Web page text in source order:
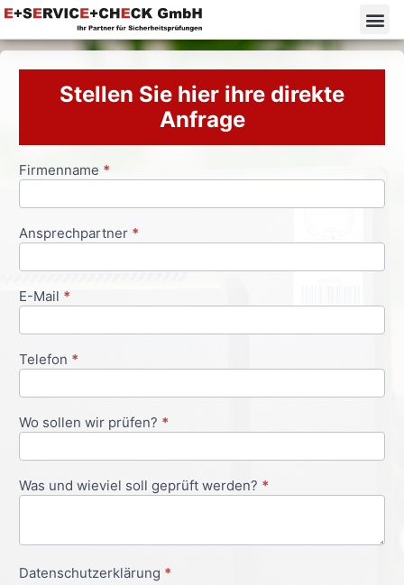
Stellen Sie hier ihre direkte
Anfrage
Anfrageformular
Firmenname *
Ansprechpartner *
E-Mail *
Telefon *
Wo sollen wir prüfen? *
Was und wieviel soll geprüft werden? *
Datenschutzerklärung *